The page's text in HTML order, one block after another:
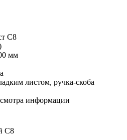
С8
мм
листом, ручка-скоба
информации
С8